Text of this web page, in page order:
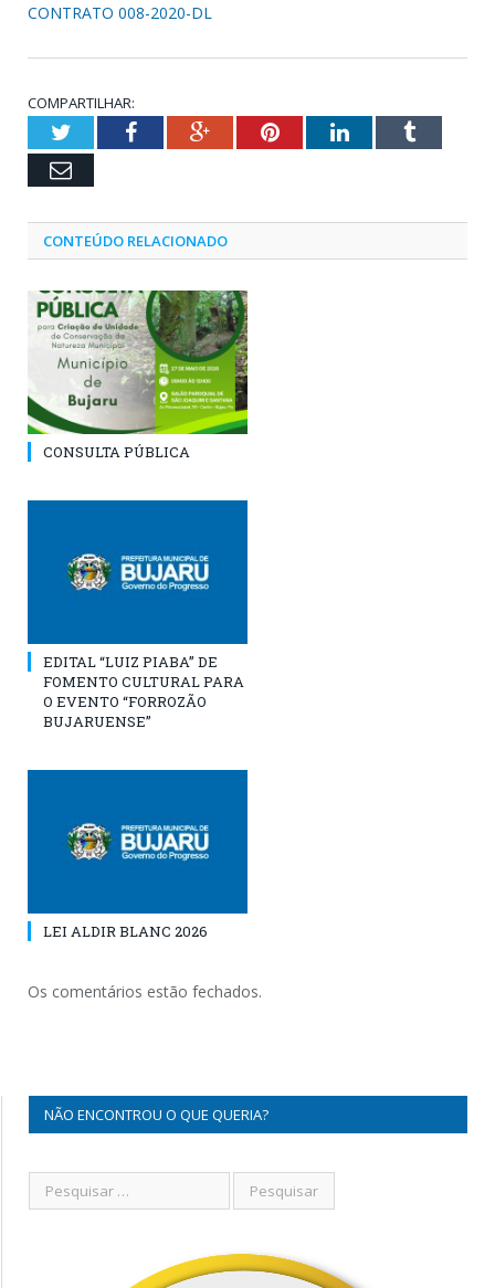
CONTRATO 008-2020-DL
COMPARTILHAR:
TwitterFacebookGoogle+PinterestLinkedInTumblr
Email
CONTEÚDO RELACIONADO
CONSULTA PÚBLICA
EDITAL “LUIZ PIABA” DE
FOMENTO CULTURAL PARA
O EVENTO “FORROZÃO
BUJARUENSE”
LEI ALDIR BLANC 2026
Os comentários estão fechados.
NÃO ENCONTROU O QUE QUERIA?